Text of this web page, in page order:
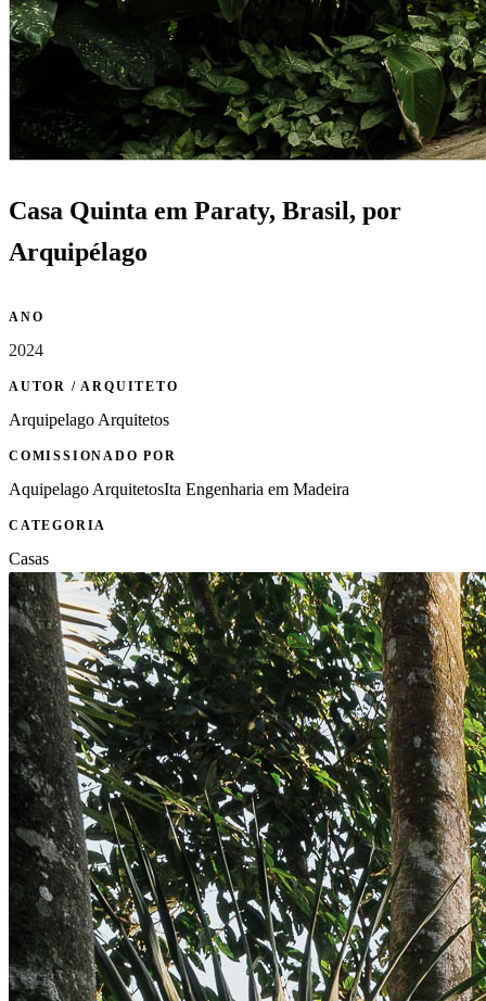
Casa Quinta em Paraty, Brasil, por
Arquipélago
ANO
2024
AUTOR / ARQUITETO
Arquipelago Arquitetos
COMISSIONADO POR
Aquipelago ArquitetosIta Engenharia em Madeira
CATEGORIA
Casas